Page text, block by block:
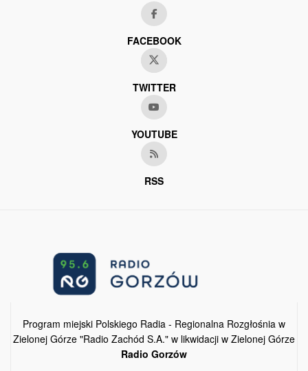
FACEBOOK
TWITTER
YOUTUBE
RSS
Program miejski Polskiego Radia - Regionalna Rozgłośnia w
Zielonej Górze "Radio Zachód S.A." w likwidacji w Zielonej Górze
Radio Gorzów